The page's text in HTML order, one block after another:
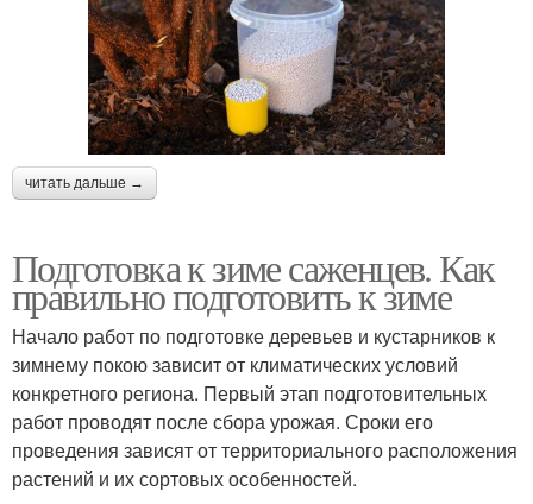
читать дальше →
Подготовка к зиме саженцев. Как
правильно подготовить к зиме
Начало работ по подготовке деревьев и кустарников к
зимнему покою зависит от климатических условий
конкретного региона. Первый этап подготовительных
работ проводят после сбора урожая. Сроки его
проведения зависят от территориального расположения
растений и их сортовых особенностей.